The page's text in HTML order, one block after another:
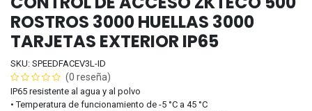
ROSTROS 3000 HUELLAS 3000
TARJETAS EXTERIOR IP65
SKU: SPEEDFACEV3L-ID
(0 reseña)
IP65 resistente al agua y al polvo
• Temperatura de funcionamiento de -5 °C a 45 °C